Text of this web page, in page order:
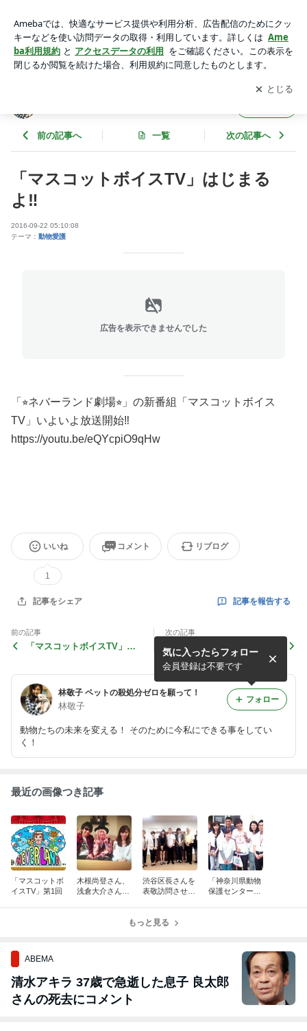
ゼロを願って！
アプリをダウンロードして ブログの更新通知
を受け取りまし
ょう。
開く
前の記事へ 一覧 次の記事へ
「マスコットボイスTV」はじまる
よ‼️
2016-09-22 05:10:08
テーマ： 動物愛護
広告を表示できませんでした
「⭐︎ネバーランド劇場⭐︎」の新番組「マスコットボイス
TV」いよいよ放送開始‼️
https://youtu.be/eQYcpiO9qHw
いいね
1
コメント リブログ
記事をシェア 記事を報告する
前の記事
「マスコットボイスTV」第1
次の記事
木根尚登さん、浅倉大介さん
との対談⭐︎
林敬子 ペットの殺処分ゼロを願って！
林敬子
動物たちの未来を変える！ そのために今私にできる事をしてい
く！
気に入ったらフォロー
会員登録は不要です
フォロー
最近の画像つき記事
「マスコットボ
イスTV」第1回
木根尚登さん、
浅倉大介さんと
渋谷区長さんを
表敬訪問させて
「神奈川県動物
保護センター」
もっと見る
ABEMA
清水アキラ 37歳で急逝した息子 良太郎
さんの死去にコメント